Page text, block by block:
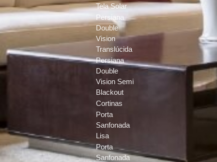
Tela Solar
Persiana
Double
Vision
Translúcida
Persiana
Double
Vision Semi
Blackout
Cortinas
Porta
Sanfonada
Lisa
Porta
Sanfonada